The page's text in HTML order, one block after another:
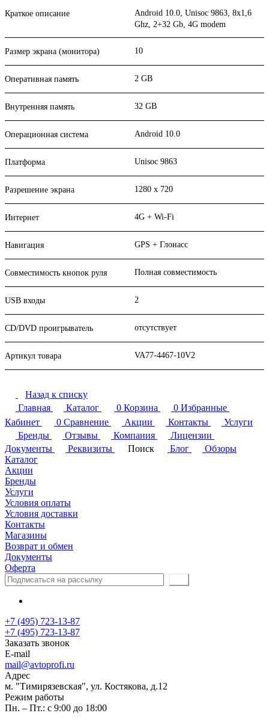
Краткое описание
Android 10.0, Unisoc 9863, 8х1,6
Ghz, 2+32 Gb, 4G modem
Размер экрана (монитора) 10
Оперативная память 2 GB
Внутренняя память 32 GB
Операционная система Android 10.0
Платформа Unisoc 9863
Разрешение экрана 1280 x 720
Интернет 4G + Wi-Fi
Навигация GPS + Глонасс
Совместимость кнопок руля Полная совместимость
USB входы 2
CD/DVD проигрыватель отсутствует
Артикул товара VA77-4467-10V2
Назад к списку
Главная
Каталог 0 Корзина 0 Избранные
Кабинет
0 Сравнение Акции Контакты
Услуги
Бренды
Отзывы Компания
Лицензии
Документы
Реквизиты Поиск Блог
Обзоры
Каталог
Акции
Бренды
Услуги
Условия оплаты
Условия доставки
Контакты
Магазины
Возврат и обмен
Документы
Оферта
+7 (495) 723-13-87
+7 (495) 723-13-87
Заказать звонок
E-mail
mail@avtoprofi.ru
Адрес
м. "Тимирязевская", ул. Костякова, д.12
Режим работы
Пн. – Пт.: с 9:00 до 18:00